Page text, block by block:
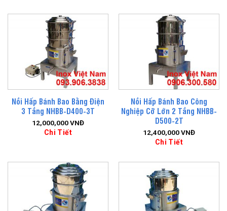
Nồi Hấp Bánh Bao Bằng Điện
3 Tầng NHBB-D400-3T
12,000,000VNĐ
Chi Tiết
Nồi Hấp Bánh Bao Công
Nghiệp Cỡ Lớn 2 Tầng NHBB-
D500-2T
12,400,000VNĐ
Chi Tiết